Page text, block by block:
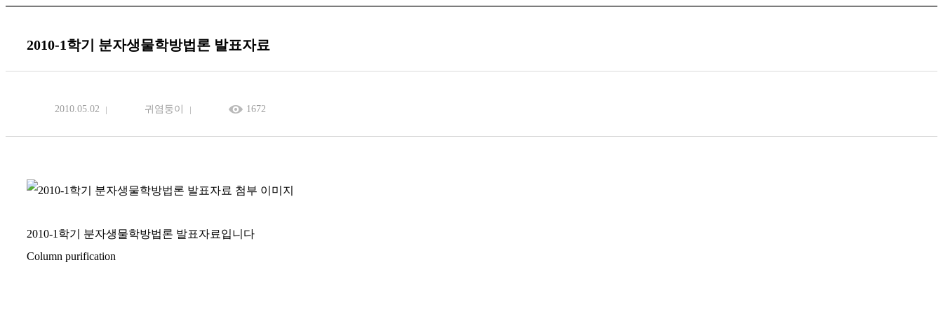
2010-1학기 분자생물학방법론 발표자료
2010.05.02 귀염둥이 1672
2010-1학기 분자생물학방법론 발표자료입니다
Column purification